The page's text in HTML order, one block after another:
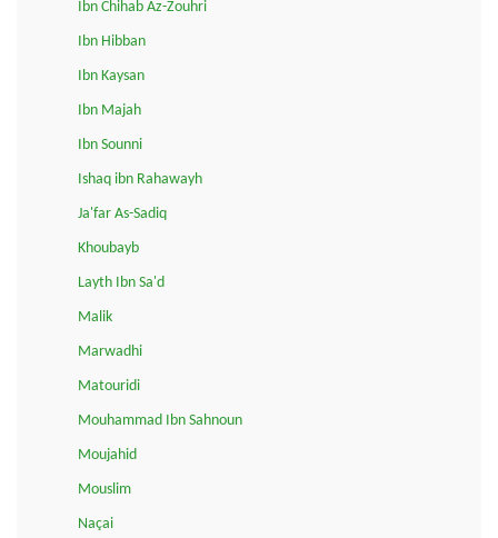
Ibn Chihab Az-Zouhri
Ibn Hibban
Ibn Kaysan
Ibn Majah
Ibn Sounni
Ishaq ibn Rahawayh
Ja'far As-Sadiq
Khoubayb
Layth Ibn Sa'd
Malik
Marwadhi
Matouridi
Mouhammad Ibn Sahnoun
Moujahid
Mouslim
Naçai